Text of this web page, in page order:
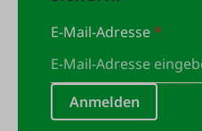
E-Mail-Adresse*
Anmelden